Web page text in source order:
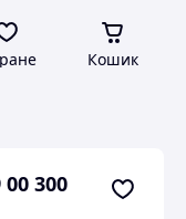
Кошик
300